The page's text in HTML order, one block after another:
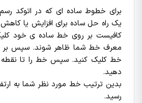
برای خطوط ساده ای که در اتوکد
یک راه حل ساده برای افزایش یا
کافیست بر روی خط ساده ی خود
معرف خط شما ظاهر شوند. سپس بر
خط کلیک کنید. سپس خط را تا نقطه
دهید.
بدین ترتیب خط مورد نظر شما به
رسید.